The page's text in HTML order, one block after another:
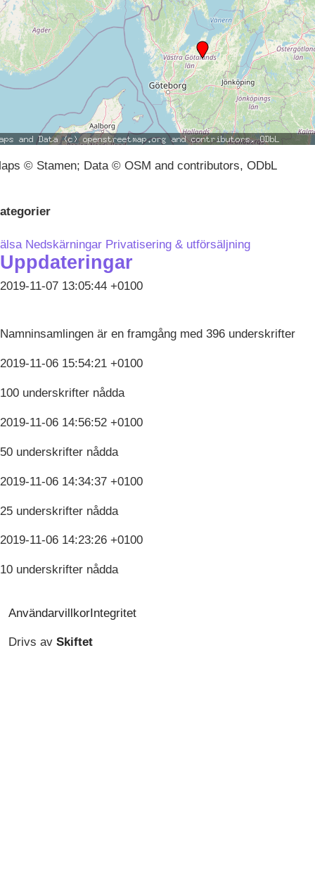
© Stamen; Data © OSM and contributors, ODbL
Nedskärningar Privatisering & utförsäljning
Uppdateringar
2019-11-07 13:05:44 +0100
Namninsamlingen är en framgång med 396 underskrifter
2019-11-06 15:54:21 +0100
100 underskrifter nådda
2019-11-06 14:56:52 +0100
50 underskrifter nådda
2019-11-06 14:34:37 +0100
25 underskrifter nådda
2019-11-06 14:23:26 +0100
10 underskrifter nådda
Användarvillkor Integritet
Drivs av Skiftet